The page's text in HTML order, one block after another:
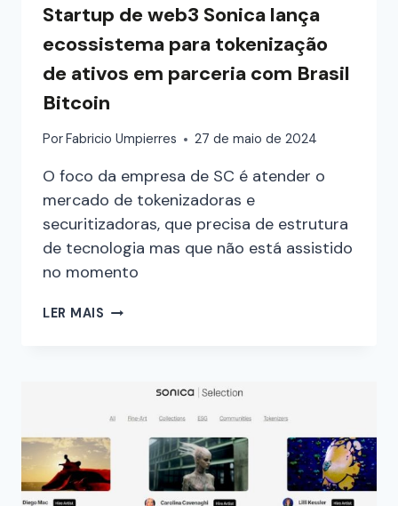
Startup de web3 Sonica lança
ecossistema para tokenização
de ativos em parceria com Brasil
Bitcoin
Por Fabricio Umpierres 27 de maio de 2024
O foco da empresa de SC é atender o
mercado de tokenizadoras e
securitizadoras, que precisa de estrutura
de tecnologia mas que não está assistido
no momento
LER MAIS